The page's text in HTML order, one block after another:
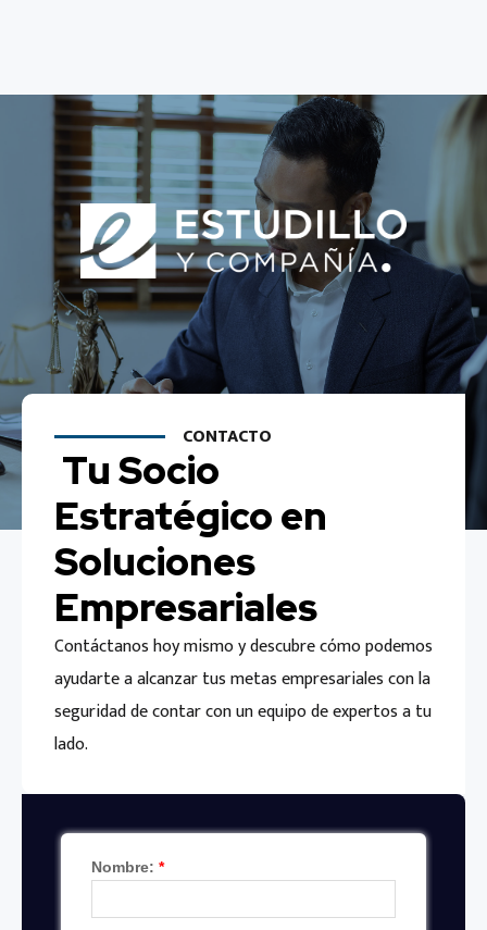
CONTACTO
Tu Socio
Estratégico en
Soluciones
Empresariales
Contáctanos hoy mismo y descubre cómo podemos
ayudarte a alcanzar tus metas empresariales con la
seguridad de contar con un equipo de expertos a tu
lado.